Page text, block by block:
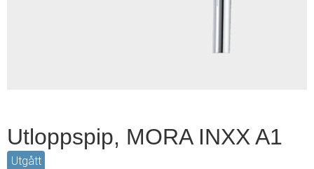
Utloppspip, MORA INXX A1
Utgått